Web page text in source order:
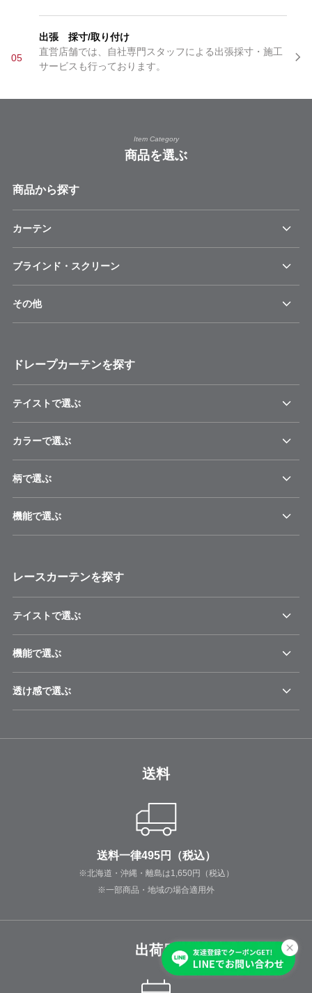
05
出張 採寸/取り付け
直営店舗では、自社専門スタッフによる出張採寸・施工
サービスも行っております。
Item Category
商品を選ぶ
商品から探す
カーテン
ブラインド・スクリーン
その他
ドレープカーテンを探す
テイストで選ぶ
カラーで選ぶ
柄で選ぶ
機能で選ぶ
レースカーテンを探す
テイストで選ぶ
機能で選ぶ
透け感で選ぶ
送料
送料一律495円（税込）
※北海道・沖縄・離島は1,650円（税込）
※一部商品・地域の場合適用外
出荷日